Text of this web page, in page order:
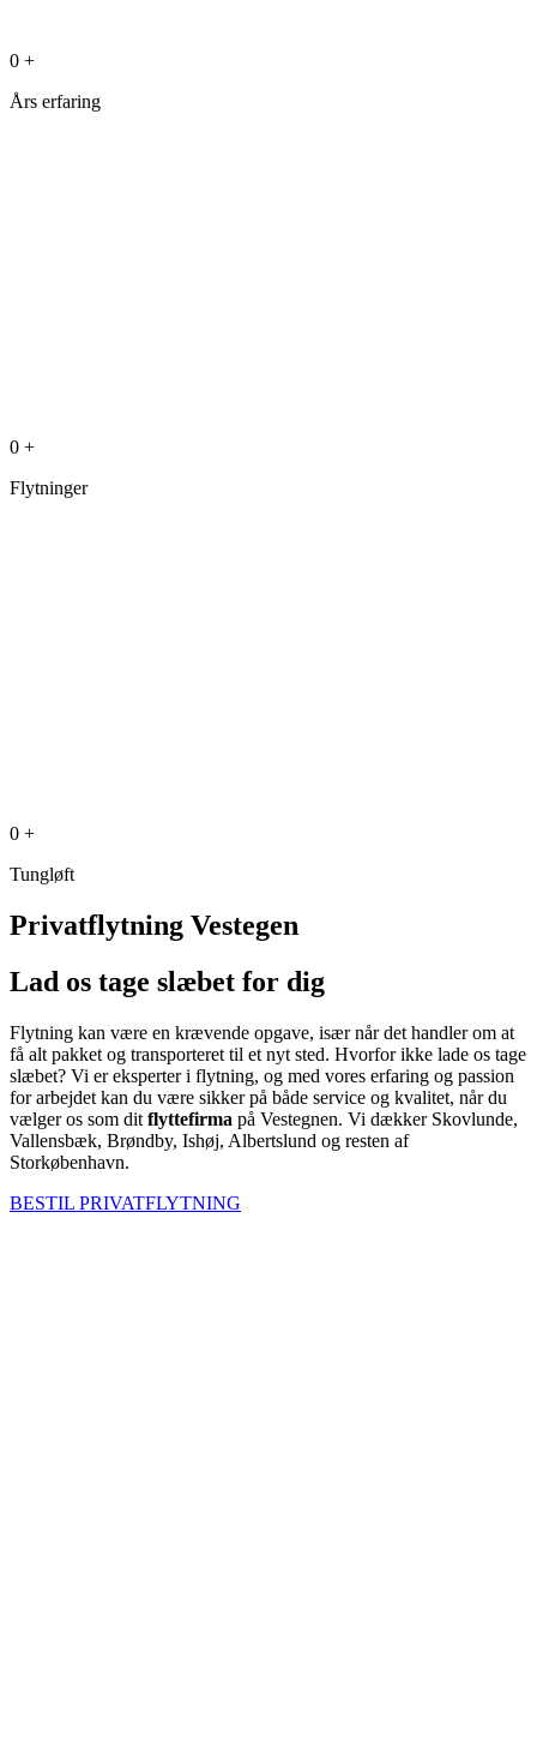
0 +
Års erfaring
0 +
Flytninger
0 +
Tungløft
Privatflytning Vestegen
Lad os tage slæbet for dig
Flytning kan være en krævende opgave, især når det handler om at
få alt pakket og transporteret til et nyt sted. Hvorfor ikke lade os tage
slæbet? Vi er eksperter i flytning, og med vores erfaring og passion
for arbejdet kan du være sikker på både service og kvalitet, når du
vælger os som dit flyttefirma på Vestegnen. Vi dækker Skovlunde,
Vallensbæk, Brøndby, Ishøj, Albertslund og resten af
Storkøbenhavn.
BESTIL PRIVATFLYTNING